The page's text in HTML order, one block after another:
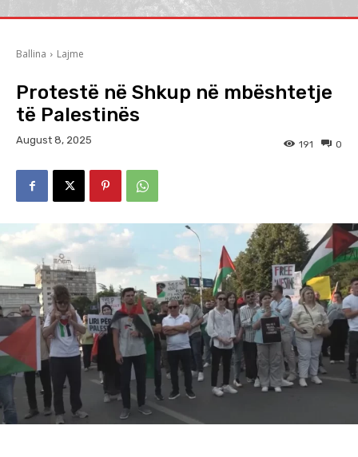
Ballina Lajme
Protestë në Shkup në mbështetje
të Palestinës
August 8, 2025 0
191